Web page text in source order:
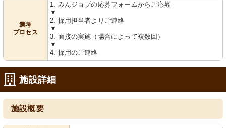
選考
プロセス
1. みんジョブの応募フォームからご応募
▼
2. 採用担当者よりご連絡
▼
3. 面接の実施（場合によって複数回）
▼
4. 採用のご連絡
施設詳細
施設概要